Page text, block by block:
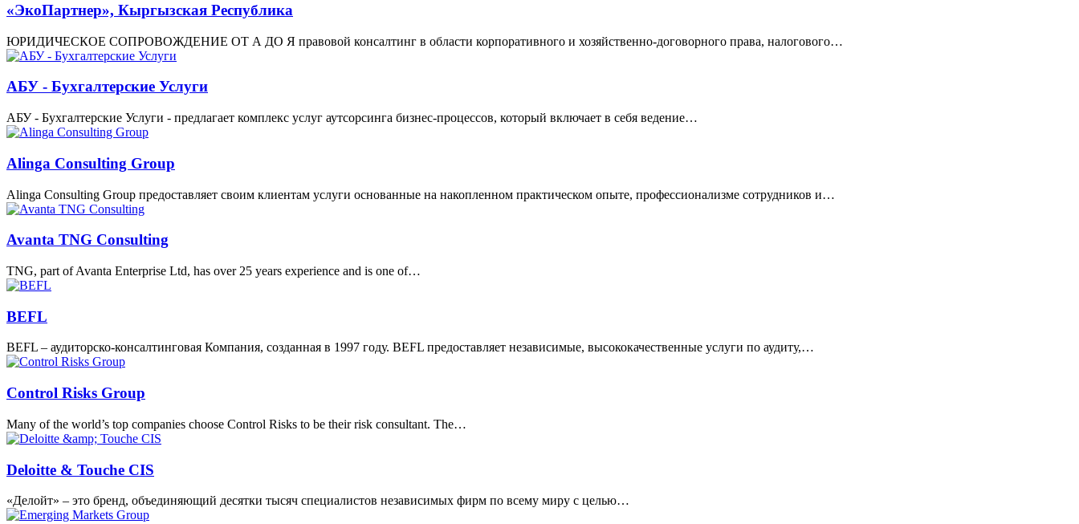
«ЭкоПартнер», Кыргызская Республика
ЮРИДИЧЕСКОЕ СОПРОВОЖДЕНИЕ ОТ А ДО Я правовой консалтинг в области корпоративного и хозяйственно-договорного права, налогового…
АБУ - Бухгалтерские Услуги
АБУ - Бухгалтерские Услуги - предлагает комплекс услуг аутсорсинга бизнес-процессов, который включает в себя ведение…
Alinga Consulting Group
Alinga Consulting Group предоставляет своим клиентам услуги основанные на накопленном практическом опыте, профессионализме сотрудников и…
Avanta TNG Consulting
TNG, part of Avanta Enterprise Ltd, has over 25 years experience and is one of…
BEFL
BEFL – аудиторско-консалтинговая Компания, созданная в 1997 году. BEFL предоставляет независимые, высококачественные услуги по аудиту,…
Control Risks Group
Many of the world’s top companies choose Control Risks to be their risk consultant. The…
Deloitte & Touche CIS
«Делойт» – это бренд, объединяющий десятки тысяч специалистов независимых фирм по всему миру с целью…